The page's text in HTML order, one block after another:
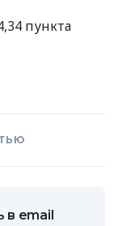
пункта
в email